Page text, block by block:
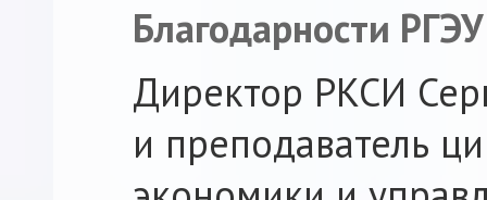
Благодарности РГЭУ
Директор РКСИ
и преподаватель